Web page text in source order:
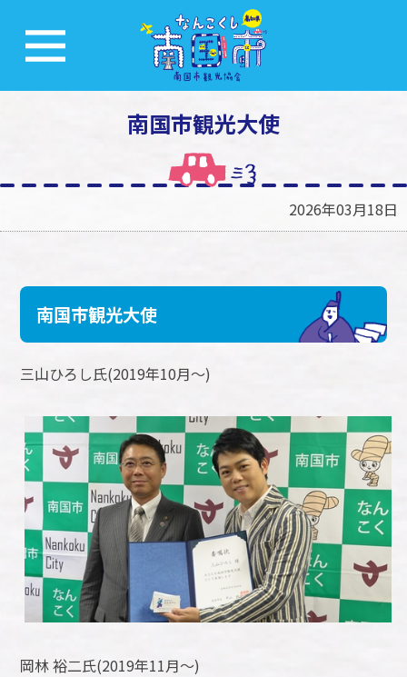
南国市観光大使
2026年03月18日
南国市観光大使
三山ひろし氏(2019年10月～)
岡林 裕二氏(2019年11月～)